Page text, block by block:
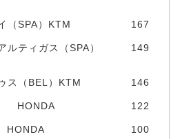
（SPA）KTM 167
ルティガス（SPA）
149
ス（BEL）KTM 146
HONDA 122
HONDA 100